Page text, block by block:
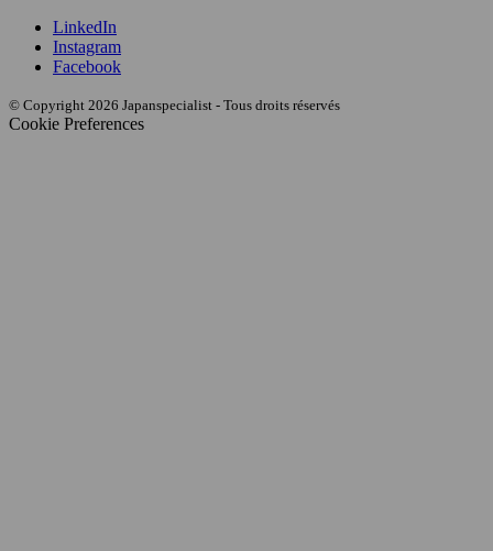
LinkedIn
Instagram
Facebook
© Copyright 2026 Japanspecialist - Tous droits réservés
Cookie Preferences